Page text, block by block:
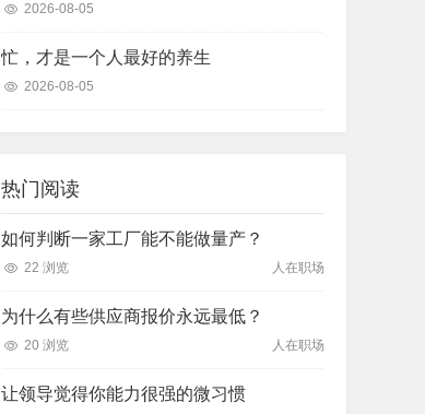
2026-08-05
忙，才是一个人最好的养生
2026-08-05
热门阅读
如何判断一家工厂能不能做量产？
22 浏览 人在职场
为什么有些供应商报价永远最低？
20 浏览 人在职场
让领导觉得你能力很强的微习惯